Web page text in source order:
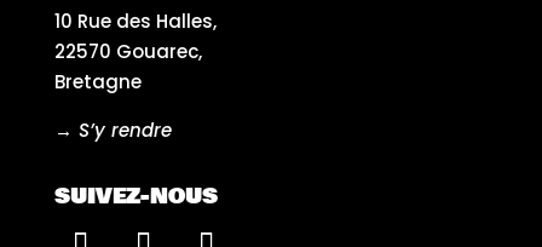
10 Rue des Halles,
22570 Gouarec,
Bretagne
→ S’y rendre
SUIVEZ-NOUS